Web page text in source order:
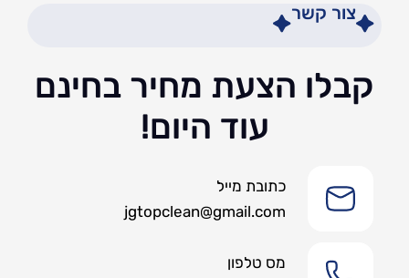
צור קשר
קבלו הצעת מחיר בחינם
עוד היום!
כתובת מייל
jgtopclean@gmail.com
מס טלפון